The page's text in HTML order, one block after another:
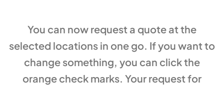
You can now request a quote at the
selected locations in one go. If you want to
change something, you can click the
orange check marks. Your request for